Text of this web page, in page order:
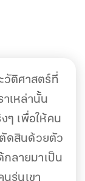
วัติศาสตร์ที่
เหล่านั้น
ๆ เพื่อให้คน
ดสินด้วยตัว
กลายมาเป็น